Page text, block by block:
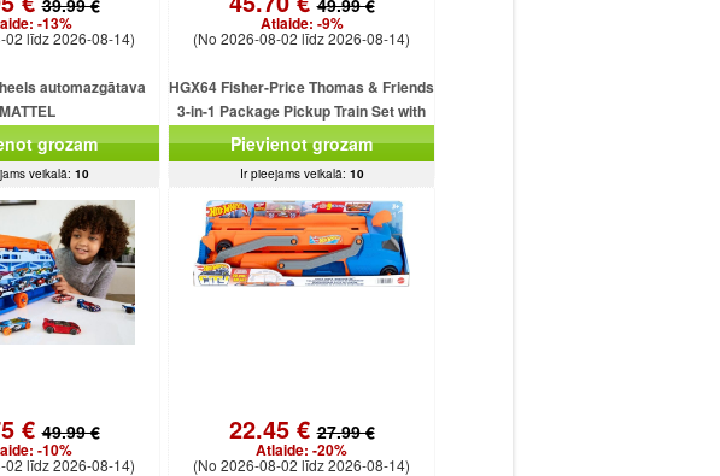
39.99 €
-13%
02 līdz 2026-08-14)
automazgātava
MATTEL
grozam
veikalā: 10
49.99 €
Atlaide: -9%
(No 2026-08-02 līdz 2026-08-14)
HGX64 Fisher-Price Thomas & Friends
3-in-1 Package Pickup Train Set with
Motorised Thomas MATTEL
Pievienot grozam
Ir pieejams veikalā: 10
€49.99 €
-10%
02 līdz 2026-08-14)
22.45 €27.99 €
Atlaide: -20%
(No 2026-08-02 līdz 2026-08-14)